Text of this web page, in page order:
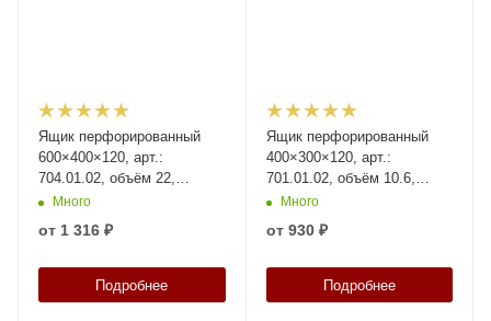
Ящик перфорированный
600×400×120, арт.:
704.01.02, объём 22,
натуральный, код: 16389
Много
от 1 316 ₽
Подробнее
Ящик перфорированный
400×300×120, арт.:
701.01.02, объём 10.6,
натуральный, код: 18583
Много
от 930 ₽
Подробнее